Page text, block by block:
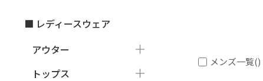
■ レディースウェア
アウター
トップス
メンズ一覧()